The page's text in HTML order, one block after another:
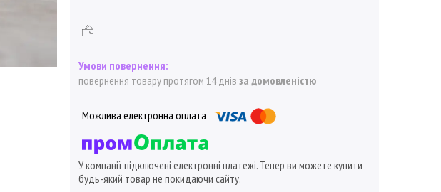
повернення товару протягом 14 днів за домовленістю
У компанії підключені електронні платежі. Тепер ви можете купити
будь-який товар не покидаючи сайту.